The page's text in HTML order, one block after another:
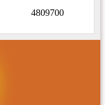
4809700